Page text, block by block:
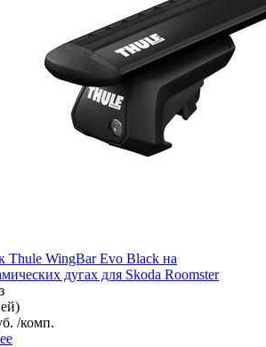
Thule WingBar Evo Black на
дугах для Skoda Roomster
/комп.